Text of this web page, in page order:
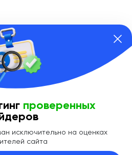
16+
средства массовой
от «25» января 2019 г.
по надзору в сфере связи,
и массовых коммуникаций
проверенных
исключительно на оценках
сайта